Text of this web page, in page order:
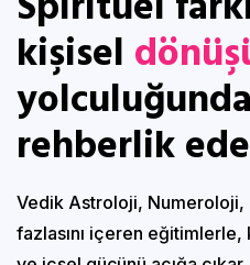
kişisel
yolculuğunda
rehberlik
Vedik Astroloji, Numeroloji,
fazlasını içeren